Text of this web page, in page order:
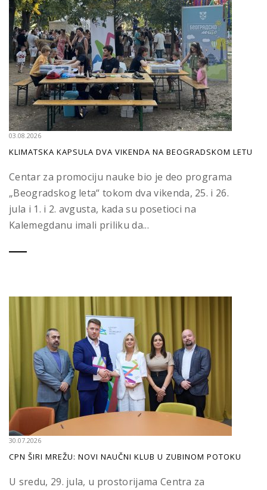
03.08.2026
KLIMATSKA KAPSULA DVA VIKENDA NA BEOGRADSKOM LETU
Centar za promociju nauke bio je deo programa
„Beogradskog leta“ tokom dva vikenda, 25. i 26.
jula i 1. i 2. avgusta, kada su posetioci na
Kalemegdanu imali priliku da...
30.07.2026
CPN ŠIRI MREŽU: NOVI NAUČNI KLUB U ZUBINOM POTOKU
U sredu, 29. jula, u prostorijama Centra za